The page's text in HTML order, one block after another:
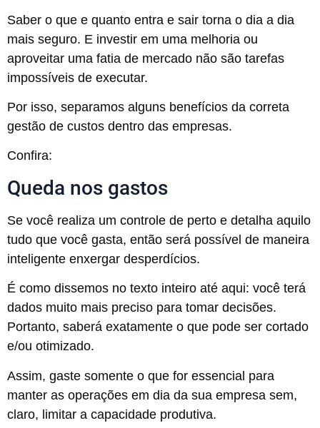
Saber o que e quanto entra e sair torna o dia a dia
mais seguro. E investir em uma melhoria ou
aproveitar uma fatia de mercado não são tarefas
impossíveis de executar.
Por isso, separamos alguns benefícios da correta
gestão de custos dentro das empresas.
Confira:
Queda nos gastos
Se você realiza um controle de perto e detalha aquilo
tudo que você gasta, então será possível de maneira
inteligente enxergar desperdícios.
É como dissemos no texto inteiro até aqui: você terá
dados muito mais preciso para tomar decisões.
Portanto, saberá exatamente o que pode ser cortado
e/ou otimizado.
Assim, gaste somente o que for essencial para
manter as operações em dia da sua empresa sem,
claro, limitar a capacidade produtiva.